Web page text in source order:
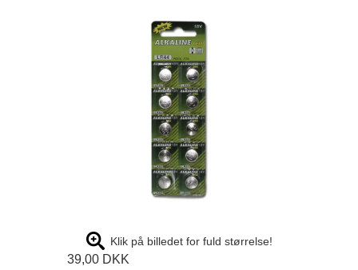
Klik på billedet for fuld størrelse!
39,00 DKK